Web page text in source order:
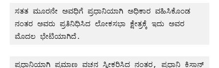
ಸತತ ಮೂರನೇ ಅವಧಿಗೆ ಪ್ರಧಾನಿಯಾಗಿ ಅಧಿಕಾರ ವಹಿಸಿಕೊಂಡ
ನಂತರ ಅವರು ಪ್ರತಿನಿಧಿಸಿದ ಲೋಕಸಭಾ ಕ್ಷೇತ್ರಕ್ಕೆ ಇದು ಅವರ
ಮೊದಲ ಭೇಟಿಯಾಗಿದೆ.
ಪ್ರಧಾನಿಯಾಗಿ ಪ್ರಮಾಣ ವಚನ ಸ್ವೀಕರಿಸಿದ ನಂತರ, ಪ್ರಧಾನಿ ಕಿಸಾನ್